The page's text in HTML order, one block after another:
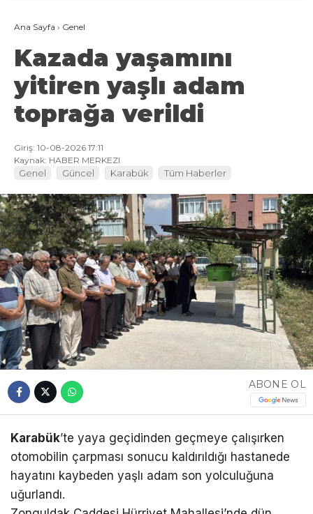
Ana Sayfa › Genel
Kazada yaşamını
yitiren yaşlı adam
toprağa verildi
Giriş: 10-08-2026 17:11
Kaynak: HABER MERKEZI
Genel Güncel Karabük Tüm Haberler
ABONE OL
Karabük’te yaya geçidinden geçmeye çalışırken
otomobilin çarpması sonucu kaldırıldığı hastanede
hayatını kaybeden yaşlı adam son yolculuğuna
uğurlandı.